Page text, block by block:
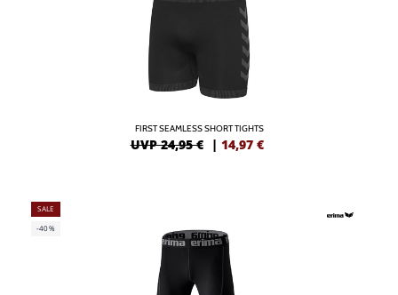
FIRST SEAMLESS SHORT TIGHTS
UVP 24,95 € | 14,97 €
SALE
-40%